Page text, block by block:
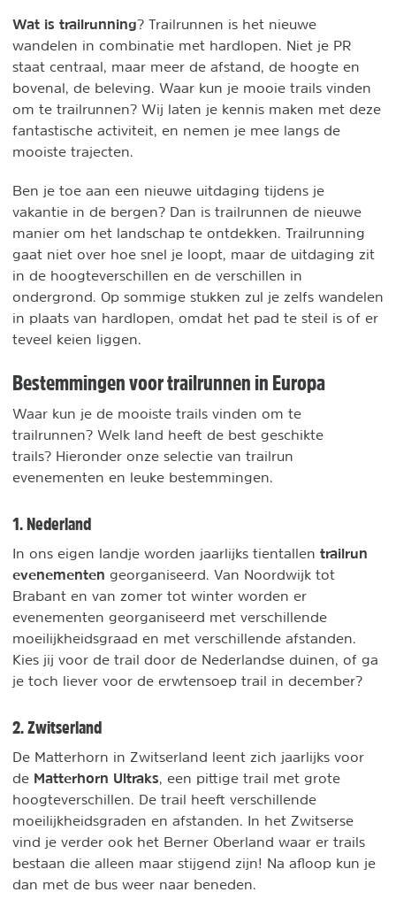
Wat is trailrunning? Trailrunnen is het nieuwe
wandelen in combinatie met hardlopen. Niet je PR
staat centraal, maar meer de afstand, de hoogte en
bovenal, de beleving. Waar kun je mooie trails vinden
om te trailrunnen? Wij laten je kennis maken met deze
fantastische activiteit, en nemen je mee langs de
mooiste trajecten.
Ben je toe aan een nieuwe uitdaging tijdens je
vakantie in de bergen? Dan is trailrunnen de nieuwe
manier om het landschap te ontdekken. Trailrunning
gaat niet over hoe snel je loopt, maar de uitdaging zit
in de hoogteverschillen en de verschillen in
ondergrond. Op sommige stukken zul je zelfs wandelen
in plaats van hardlopen, omdat het pad te steil is of er
teveel keien liggen.
Bestemmingen voor trailrunnen in Europa
Waar kun je de mooiste trails vinden om te
trailrunnen? Welk land heeft de best geschikte
trails? Hieronder onze selectie van trailrun
evenementen en leuke bestemmingen.
1. Nederland
In ons eigen landje worden jaarlijks tientallen trailrun
evenementen georganiseerd. Van Noordwijk tot
Brabant en van zomer tot winter worden er
evenementen georganiseerd met verschillende
moeilijkheidsgraad en met verschillende afstanden.
Kies jij voor de trail door de Nederlandse duinen, of ga
je toch liever voor de erwtensoep trail in december?
2. Zwitserland
De Matterhorn in Zwitserland leent zich jaarlijks voor
de Matterhorn Ultraks , een pittige trail met grote
hoogteverschillen. De trail heeft verschillende
moeilijkheidsgraden en afstanden. In het Zwitserse
vind je verder ook het Berner Oberland waar er trails
bestaan die alleen maar stijgend zijn! Na afloop kun je
dan met de bus weer naar beneden.